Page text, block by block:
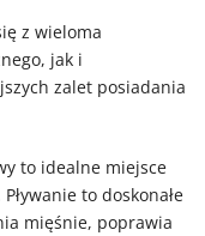
z wieloma
jak i
zalet posiadania
to idealne miejsce
to doskonałe
mięśnie, poprawia